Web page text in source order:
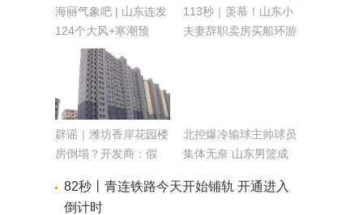
海丽气象吧 | 山东连发
124个大风+寒潮预
警，烟台威海将迎今冬
113秒｜羡慕！山东小
夫妻辞职卖房买船环游
辟谣｜潍坊香岸花园楼
房倒塌？开发商：假
任
北控爆冷输球主帅球员
集体无奈 山东男篮成
82秒丨青连铁路今天开始铺轨 开通进入
倒计时